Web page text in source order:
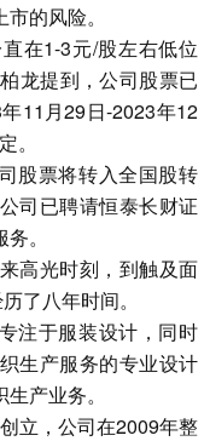
的风险。
在1-3元/股左右低位
龙提到，公司股票已
11月29日-2023年12
。
股票将转入全国股转
司已聘请恒泰长财证
。
高光时刻，到触及面
了八年时间。
注于服装设计，同时
生产服务的专业设计
产业务。
立，公司在2009年整